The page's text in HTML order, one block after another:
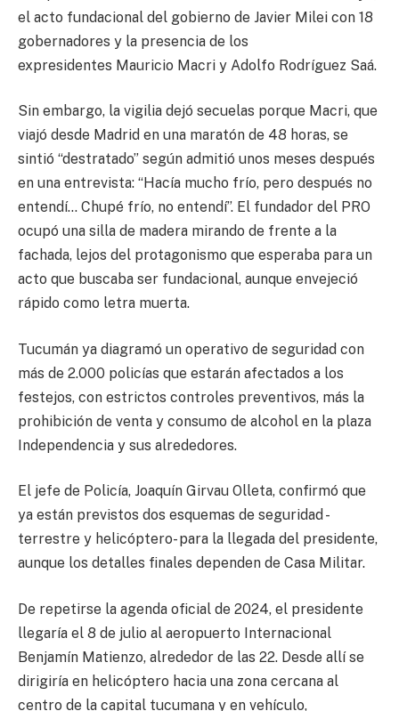
el acto fundacional del gobierno de Javier Milei con 18
gobernadores y la presencia de los
expresidentes Mauricio Macri y Adolfo Rodríguez Saá.
Sin embargo, la vigilia dejó secuelas porque Macri, que
viajó desde Madrid en una maratón de 48 horas, se
sintió “destratado” según admitió unos meses después
en una entrevista: “Hacía mucho frío, pero después no
entendí… Chupé frío, no entendí”. El fundador del PRO
ocupó una silla de madera mirando de frente a la
fachada, lejos del protagonismo que esperaba para un
acto que buscaba ser fundacional, aunque envejeció
rápido como letra muerta.
Tucumán ya diagramó un operativo de seguridad con
más de 2.000 policías que estarán afectados a los
festejos, con estrictos controles preventivos, más la
prohibición de venta y consumo de alcohol en la plaza
Independencia y sus alrededores.
El jefe de Policía, Joaquín Girvau Olleta, confirmó que
ya están previstos dos esquemas de seguridad -
terrestre y helicóptero- para la llegada del presidente,
aunque los detalles finales dependen de Casa Militar.
De repetirse la agenda oficial de 2024, el presidente
llegaría el 8 de julio al aeropuerto Internacional
Benjamín Matienzo, alrededor de las 22. Desde allí se
dirigiría en helicóptero hacia una zona cercana al
centro de la capital tucumana y en vehículo,